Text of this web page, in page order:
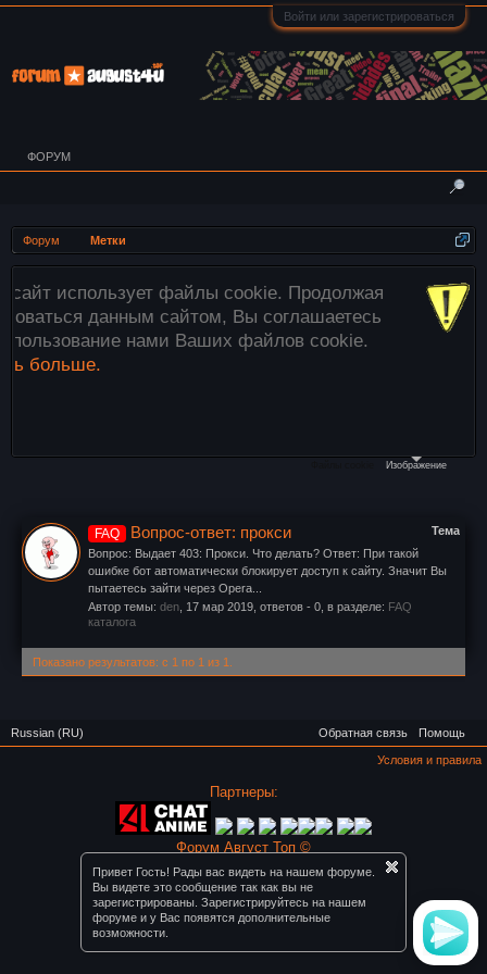
Войти или зарегистрироваться
Форум Метки
файлы cookie. Продолжая
сайтом, Вы соглашаетесь
нами Ваших файлов cookie.
Внимание!
загружаются
Изображение
Привет Гость! Рады вас видеть на нашем форуме.
Вы видете это сообщение так как вы не
зарегистрированы. Зарегистрируйтесь на нашем
форуме и у Вас появятся дополнительные
возможности.
Тема
FAQ Вопрос-ответ: прокси
Вопрос: Выдает 403: Прокси. Что делать? Ответ: При такой
ошибке бот автоматически блокирует доступ к сайту. Значит Вы
пытаетесь зайти через Opera...
Автор темы: den 17 мар 2019 , ответов - 0, в разделе: FAQ
каталога
Показано результатов: с 1 по 1 из 1.
ФОРУМ
Russian (RU) Обратная связь Помощь
Условия и правила
Партнеры:
Форум Август Топ ©